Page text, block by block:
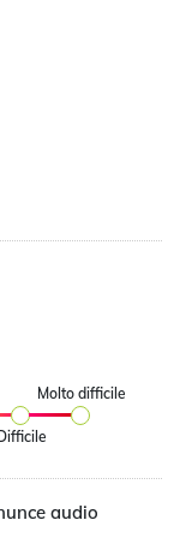
Difficile
Molto difficile
audio